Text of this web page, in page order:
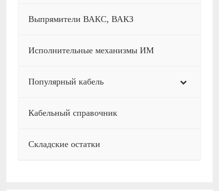
Выпрямители ВАКС, ВАКЗ
Исполнительные механизмы ИМ
Популярный кабель
Кабельный справочник
Складские остатки